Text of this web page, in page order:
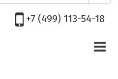
+7 (499) 113-54-18